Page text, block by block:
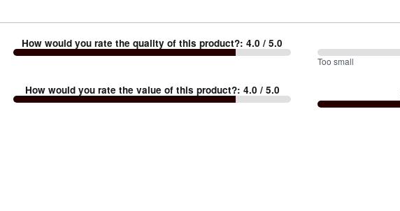
How would you rate the quality of this product?:4.0 / 5.0
How would you rate the value of this product?: 4.0 / 5.0
100%
Too
Too small